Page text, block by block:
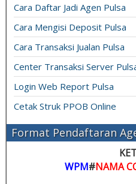
Cara Daftar Jadi Agen Pulsa
Cara Mengisi Deposit Pulsa
Cara Transaksi Jualan Pulsa
Center Transaksi Server
Login Web Report Pulsa
Cetak Struk PPOB Online
Format Pendaftaran
WPM#NAMA